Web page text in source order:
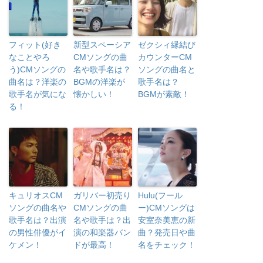
フィット(好き
なことやろ
う)CMソングの
曲名は？洋楽の
歌手名が気にな
る！
新型スペーシア
CMソングの曲
名や歌手名は？
BGMの洋楽が
懐かしい！
ゼクシィ縁結び
カウンターCM
ソングの曲名と
歌手名は？
BGMが素敵！
キュリオスCM
ソングの曲名や
歌手名は？出演
の男性俳優がイ
ケメン！
ガリバー初売り
CMソングの曲
名や歌手は？出
演の和楽器バン
ドが最高！
Hulu(フール
ー)CMソングは
安室奈美恵の新
曲？発売日や曲
名をチェック！